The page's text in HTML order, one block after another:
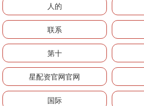
人的
联系
第十
星配资官网官网
国际